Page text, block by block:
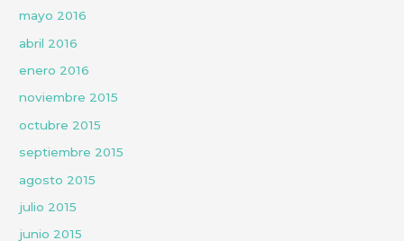
mayo 2016
abril 2016
enero 2016
noviembre 2015
octubre 2015
septiembre 2015
agosto 2015
julio 2015
junio 2015